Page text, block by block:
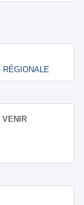
RÉGIONALE
VENIR